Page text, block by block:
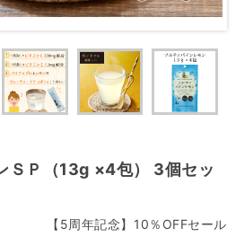
ＳＰ（13g ×4包） 3個セッ
【5周年記念】10％OFFセール